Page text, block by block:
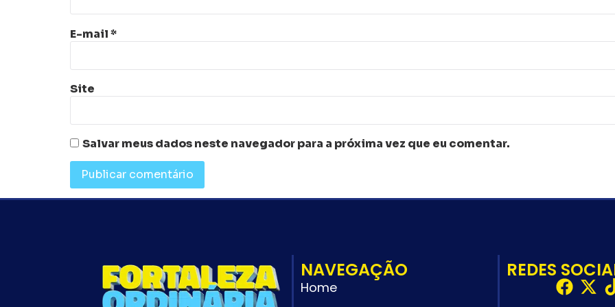
E-mail*
Site
Salvar meus dados neste navegador para a próxima vez que eu comentar.
NAVEGAÇÃO
Home
REDES